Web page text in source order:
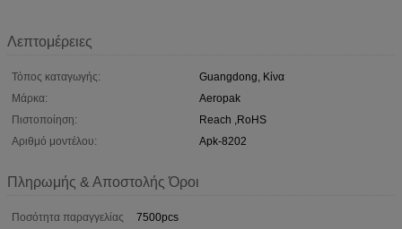
Λεπτομέρειες
Τόπος καταγωγής:
Guangdong, Κίνα
Μάρκα:
Aeropak
Πιστοποίηση:
Reach ,RoHS
Αριθμό μοντέλου:
Apk-8202
Πληρωμής & Αποστολής Όροι
Ποσότητα παραγγελίας
7500pcs